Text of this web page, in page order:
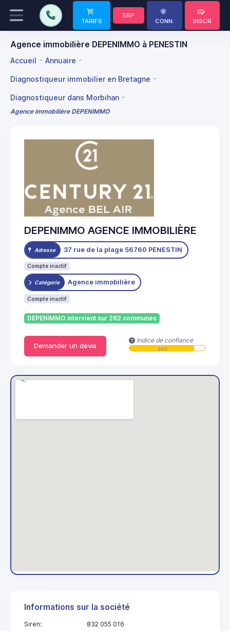
TARIFS
ERP
CONN.
INSCR
Agence immobilière DEPENIMMO à PENESTIN
Accueil Annuaire
Diagnostiqueur immobilier en Bretagne
Diagnostiqueur dans Morbihan
Agence immobilière DEPENIMMO
DEPENIMMO AGENCE IMMOBILIÈRE
Adresse 37 rue de la plage 56760 PENESTIN
Compte inactif
Catégorie Agence immobilière
Compte inactif
DEPENIMMO intervient sur 262 communes
Demander un devis
Indice de confiance
85%
Informations sur la société
Siren: 832 055 016